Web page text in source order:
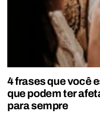
4 frases que você
que podem ter
para sempre